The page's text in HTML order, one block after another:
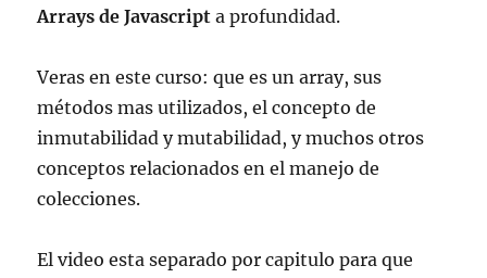
Arrays de Javascript a profundidad.
Veras en este curso: que es un array, sus
métodos mas utilizados, el concepto de
inmutabilidad y mutabilidad, y muchos otros
conceptos relacionados en el manejo de
colecciones.
El video esta separado por capitulo para que